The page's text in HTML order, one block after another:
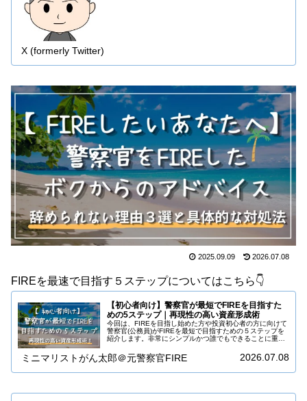
X (formerly Twitter)
2025.09.09 2026.07.08
FIREを最速で目指す５ステップについてはこちら👇️
【初心者向け】警察官が最短でFIREを目指すた
めの5ステップ｜再現性の高い資産形成術
今回は、FIREを目指し始めた方や投資初心者の方に向けて
警察官(公務員)がFIREを最短で目指すための５ステップを
紹介します。非常にシンプルかつ誰でもできることに重点
ていただきたいと思いま…
ミニマリストがん太郎＠元警察官FIRE 2026.07.08